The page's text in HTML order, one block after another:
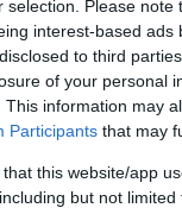
selection. Please
interest-based
to third
of your personal
This information may
Participants that may
that this website/app
but not
della
alte
FIS seleziona,
per
entra a